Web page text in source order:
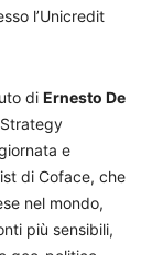
l’Unicredit
di Ernesto De
e
di Coface, che
nel mondo,
più sensibili,